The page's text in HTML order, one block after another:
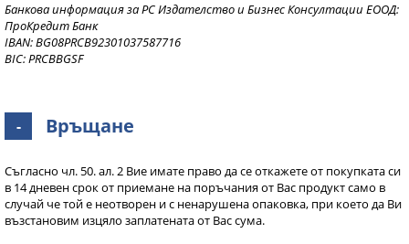
Банкова информация за РС Издателство и Бизнес Консултации ЕООД:
ПроКредит Банк
IBAN: BG08PRCB92301037587716
BIC: PRCBBGSF
- Връщане
Съгласно чл. 50. aл. 2 Вие имате право да се откажете от покупката си
в 14 дневен срок от приемане на поръчания от Вас продукт само в
случай че той е неотворен и с ненарушена опаковка, при което да Ви
възстановим изцяло заплатената от Вас сума.